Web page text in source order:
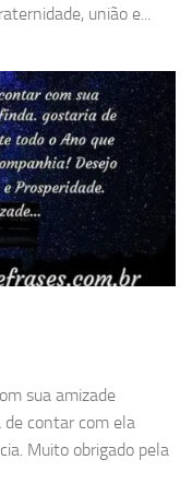
união e...
sua amizade
de contar com ela
Muito obrigado pela